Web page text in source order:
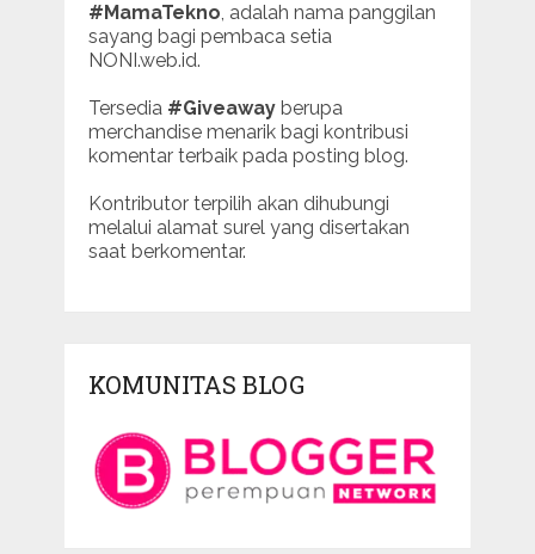
#MamaTekno, adalah nama panggilan
sayang bagi pembaca setia
NONI.web.id.
Tersedia #Giveawayberupa
merchandise menarik bagi kontribusi
komentar terbaik pada posting blog.
Kontributor terpilih akan dihubungi
melalui alamat surel yang disertakan
saat berkomentar.
KOMUNITAS BLOG